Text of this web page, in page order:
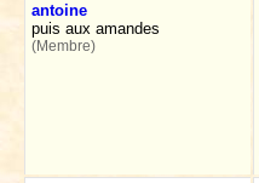
antoine
puis aux amandes
(Membre)